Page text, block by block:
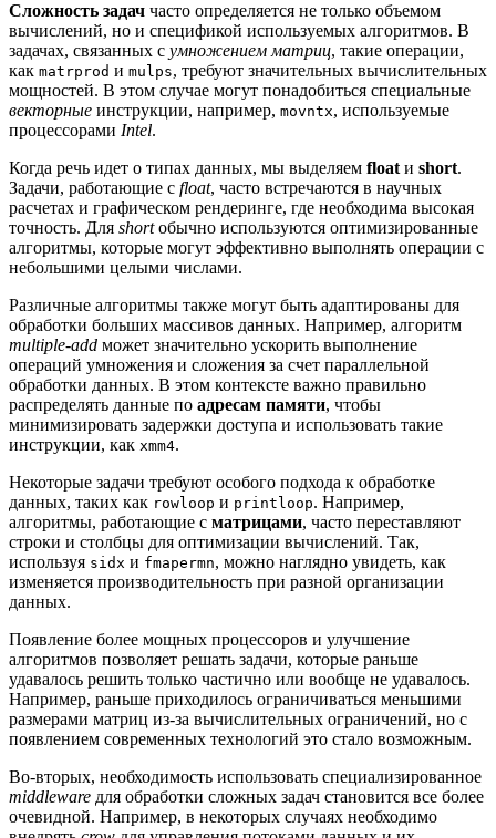
Сложность задач часто определяется не только объемом
вычислений, но и спецификой используемых алгоритмов. В
задачах, связанных с умножением матриц, такие операции,
как matrprod и mulps, требуют значительных вычислительных
мощностей. В этом случае могут понадобиться специальные
векторные инструкции, например, movntx, используемые
процессорами Intel.
Когда речь идет о типах данных, мы выделяем float и short.
Задачи, работающие с float, часто встречаются в научных
расчетах и графическом рендеринге, где необходима высокая
точность. Для shortобычно используются оптимизированные
алгоритмы, которые могут эффективно выполнять операции с
небольшими целыми числами.
Различные алгоритмы также могут быть адаптированы для
обработки больших массивов данных. Например, алгоритм
multiple-add может значительно ускорить выполнение
операций умножения и сложения за счет параллельной
обработки данных. В этом контексте важно правильно
распределять данные по адресам памяти, чтобы
минимизировать задержки доступа и использовать такие
инструкции, как xmm4.
Некоторые задачи требуют особого подхода к обработке
данных, таких как rowloop и printloop. Например,
алгоритмы, работающие с матрицами, часто переставляют
строки и столбцы для оптимизации вычислений. Так,
используя sidx и fmapermn, можно наглядно увидеть, как
изменяется производительность при разной организации
данных.
Появление более мощных процессоров и улучшение
алгоритмов позволяет решать задачи, которые раньше
удавалось решить только частично или вообще не удавалось.
Например, раньше приходилось ограничиваться меньшими
размерами матриц из-за вычислительных ограничений, но с
появлением современных технологий это стало возможным.
Во-вторых, необходимость использовать специализированное
middleware для обработки сложных задач становится все более
очевидной. Например, в некоторых случаях необходимо